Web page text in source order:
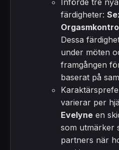
färdigheter:
Dessa
under möten
framgången
baserat på
varierar per
Evelyne en
som utmärker
partners när